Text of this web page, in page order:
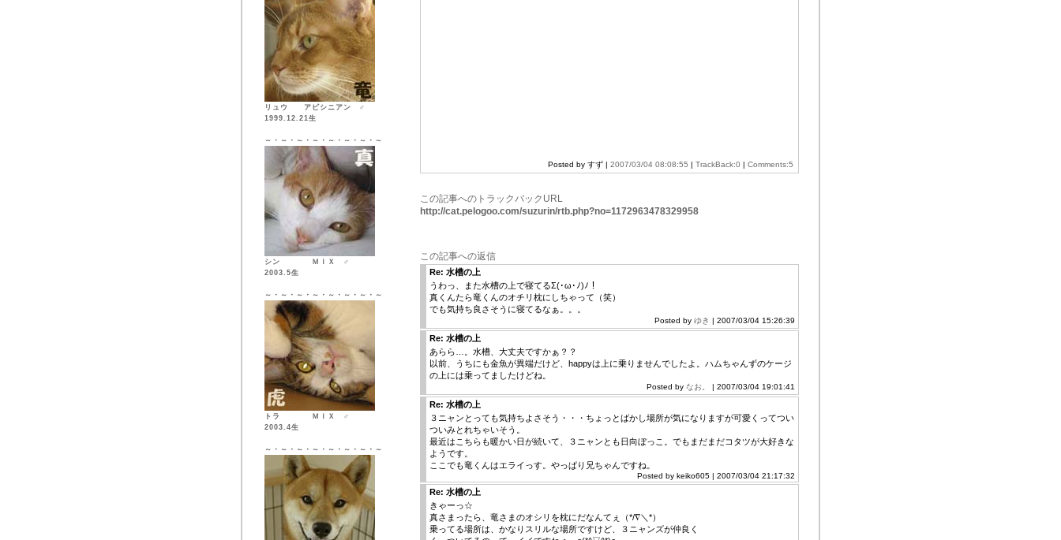
リュウ アビシニアン ♂
1999.12.21生
～・～・～・～・～・～・～・～
シン ＭＩＸ ♂
2003.5生
～・～・～・～・～・～・～・～
トラ ＭＩＸ ♂
2003.4生
～・～・～・～・～・～・～・～
Posted by すず | 2007/03/04 08:08:55 | TrackBack:0 | Comments:5
この記事へのトラックバックURL
http://cat.pelogoo.com/suzurin/rtb.php?no=1172963478329958
この記事への返信
Re: 水槽の上
うわっ、また水槽の上で寝てるΣ(･ω･ﾉ)ﾉ！
真くんたら竜くんのオチリ枕にしちゃって（笑）
でも気持ち良さそうに寝てるなぁ。。。
Posted by ゆき | 2007/03/04 15:26:39
Re: 水槽の上
あらら…。水槽、大丈夫ですかぁ？？
以前、うちにも金魚が異端だけど、happyは上に乗りませんでしたよ。ハムちゃんずのケージ
の上には乗ってましたけどね。
Posted by なお。 | 2007/03/04 19:01:41
Re: 水槽の上
３ニャンとっても気持ちよさそう・・・ちょっとばかし場所が気になりますが可愛くってつい
ついみとれちゃいそう。
最近はこちらも暖かい日が続いて、３ニャンとも日向ぼっこ。でもまだまだコタツが大好きな
ようです。
ここでも竜くんはエライっす。やっぱり兄ちゃんですね。
Posted by keiko605 | 2007/03/04 21:17:32
Re: 水槽の上
きゃーっ☆
真さまったら、竜さまのオシリを枕にだなんてぇ（*/∇＼*）
乗ってる場所は、かなりスリルな場所ですけど、３ニャンズが仲良く